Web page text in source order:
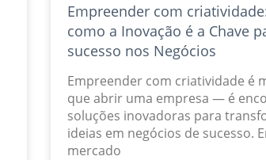
Empreender com
como a Inovação é a Chave
sucesso nos Negócios
Empreender com criatividade é
que abrir uma empresa — é
soluções inovadoras para
ideias em negócios de sucesso.
mercado